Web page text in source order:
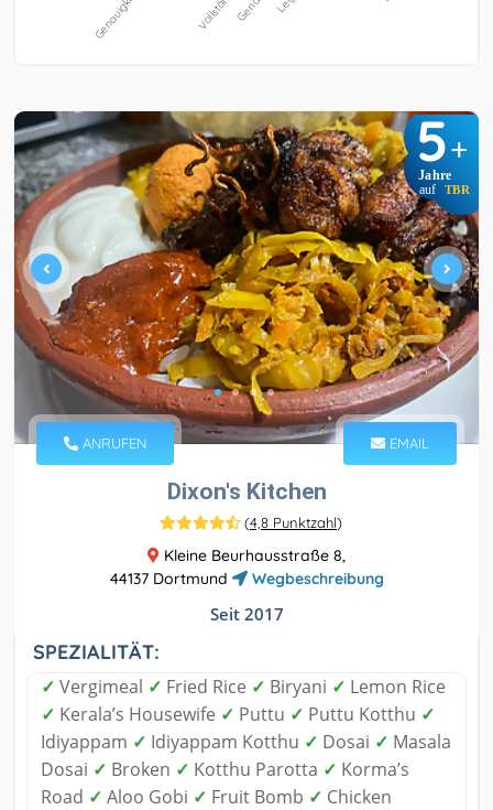
5+
Jahre
auf TBR
ANRUFEN EMAIL
Dixon's Kitchen
(4,8 Punktzahl)
Kleine Beurhausstraße 8,
44137 Dortmund
Wegbeschreibung
Seit 2017
SPEZIALITÄT:
✓ Vergimeal ✓ Fried Rice ✓ Biryani ✓ Lemon Rice
✓ Kerala’s Housewife ✓ Puttu ✓ Puttu Kotthu ✓
Idiyappam ✓ Idiyappam Kotthu ✓ Dosai ✓ Masala
Dosai ✓ Broken ✓ Kotthu Parotta ✓ Korma’s
Road ✓ Aloo Gobi ✓ Fruit Bomb ✓ Chicken